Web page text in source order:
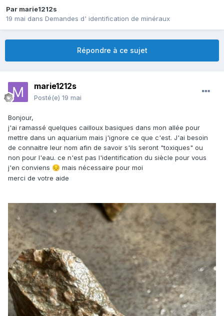
Par marie1212s
19 mai dans Demandes d' identification de minéraux
Répondre à ce sujet
marie1212s
Posté(e) 19 mai
Bonjour,
j'ai ramassé quelques cailloux basiques dans mon allée pour
mettre dans un aquarium mais j'ignore ce que c'est. J'ai besoin
de connaitre leur nom afin de savoir s'ils seront "toxiques" ou
non pour l'eau. ce n'est pas l'identification du siècle pour vous
j'en conviens 😔 mais nécessaire pour moi
merci de votre aide